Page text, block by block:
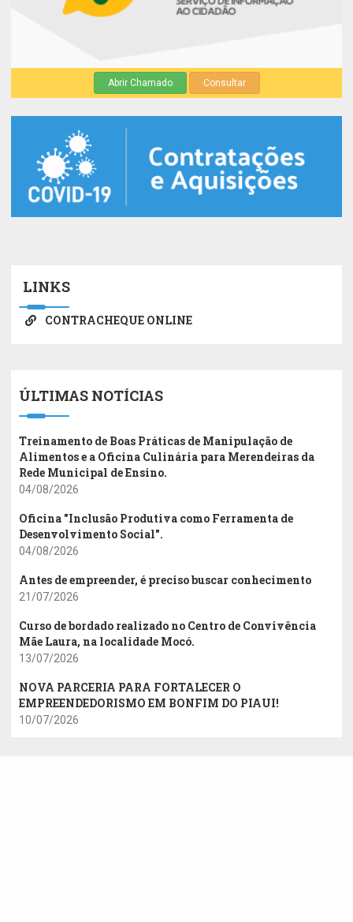
Abrir Chamado Consultar
LINKS
CONTRACHEQUE ONLINE
ÚLTIMAS NOTÍCIAS
Treinamento de Boas Práticas de Manipulação de
Alimentos e a Oficina Culinária para Merendeiras da
Rede Municipal de Ensino.
04/08/2026
Oficina "Inclusão Produtiva como Ferramenta de
Desenvolvimento Social".
04/08/2026
Antes de empreender, é preciso buscar conhecimento
21/07/2026
Curso de bordado realizado no Centro de Convivência
Mãe Laura, na localidade Mocó.
13/07/2026
NOVA PARCERIA PARA FORTALECER O
EMPREENDEDORISMO EM BONFIM DO PIAUI!
10/07/2026